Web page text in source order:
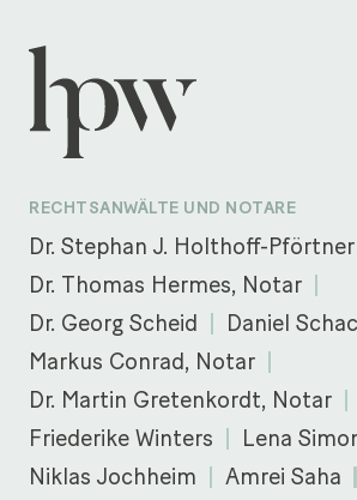
RECHTSANWÄLTE UND NOTARE
Dr. Stephan J. Holthoff-Pförtner
Dr. Thomas Hermes, Notar
Dr. Georg Scheid
Daniel
Markus Conrad, Notar
Dr. Martin Gretenkordt, Notar
Friederike Winters
Lena
Niklas Jochheim
Amrei Saha